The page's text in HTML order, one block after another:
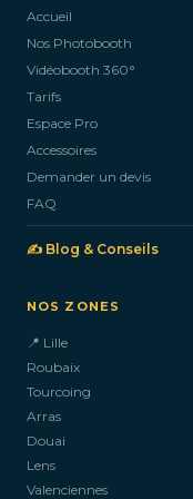
Accueil
Nos Photobooth
Vidéobooth 360°
Tarifs
Espace Pro
Accessoires
Demander un devis
FAQ
✍️ Blog & Conseils
NOS ZONES
📍 Lille
Roubaix
Tourcoing
Arras
Douai
Lens
Valenciennes